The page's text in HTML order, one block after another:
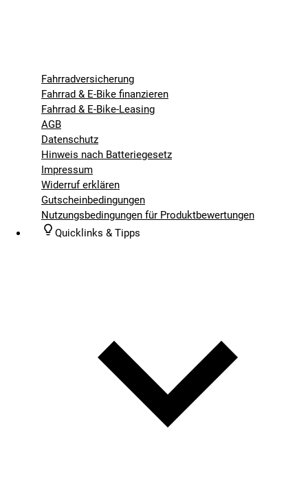
Fahrradversicherung
Fahrrad & E-Bike finanzieren
Fahrrad & E-Bike-Leasing
AGB
Datenschutz
Hinweis nach Batteriegesetz
Impressum
Widerruf erklären
Gutscheinbedingungen
Nutzungsbedingungen für Produktbewertungen
Quicklinks & Tipps